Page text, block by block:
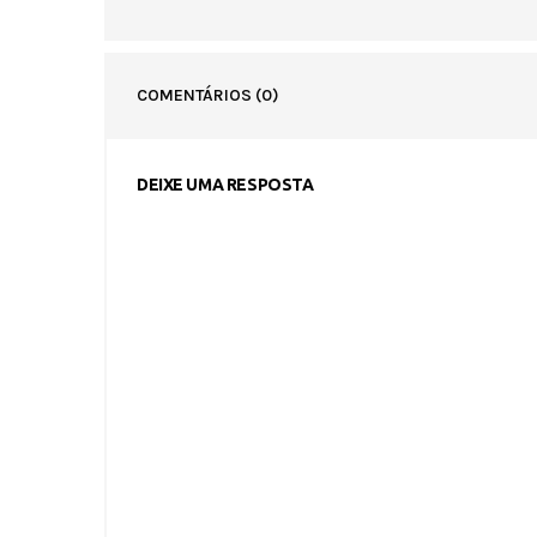
COMENTÁRIOS (0)
DEIXE UMA RESPOSTA